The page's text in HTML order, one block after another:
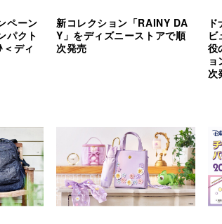
ペーン
パクト
ディ
新コレクション「RAINY DA
Y」をディズニーストアで順
次発売
ビ
役
次